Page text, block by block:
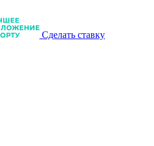
Сделать ставку